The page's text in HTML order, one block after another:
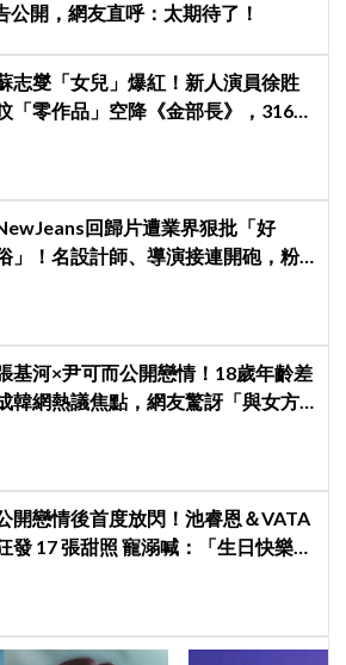
公開，網友直呼：太期待了！
志燮「女兒」爆紅！新人演員徐貹
「零作品」空降《金部長》，316萬
回歸片遭業界狠批「好
」！名設計師、導演接連開砲，粉
基河×尹可而公開戀情！18歲年齡差
韓網熱議焦點，網友驚訝「與女方
開戀情後首度放閃！池睿恩＆VATA
發 17 張甜照 寵溺喊：「生日快樂我